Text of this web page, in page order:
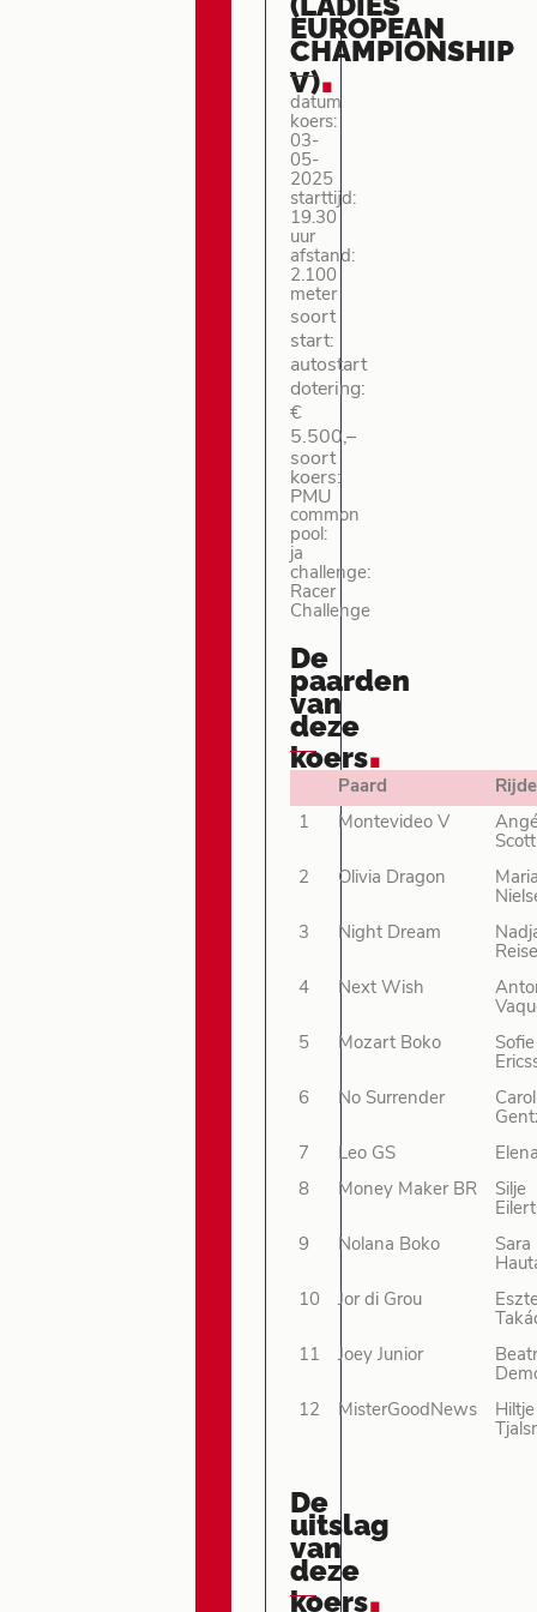
EUROPEAN
CHAMPIONSHIP
V).
datum
koers:
03-
05-
2025
starttijd:
19.30
uur
afstand:
2.100
meter
soort
start:
autostart
dotering:
€
5.500,–
soort
koers:
PMU
common
pool:
ja
challenge:
Racer
Challenge
De
paarden
van
deze
koers.
Paard
1
Montevideo V
2
Olivia Dragon
3
Night Dream
4
Next Wish
5
Mozart Boko
Sofie
6
No Surrender
7
Leo GS
8
Money Maker BR
Silje
9
Nolana Boko
Sara
10
Jor di Grou
11
Joey Junior
12
MisterGoodNews
Hiltje
De
uitslag
van
deze
koers.